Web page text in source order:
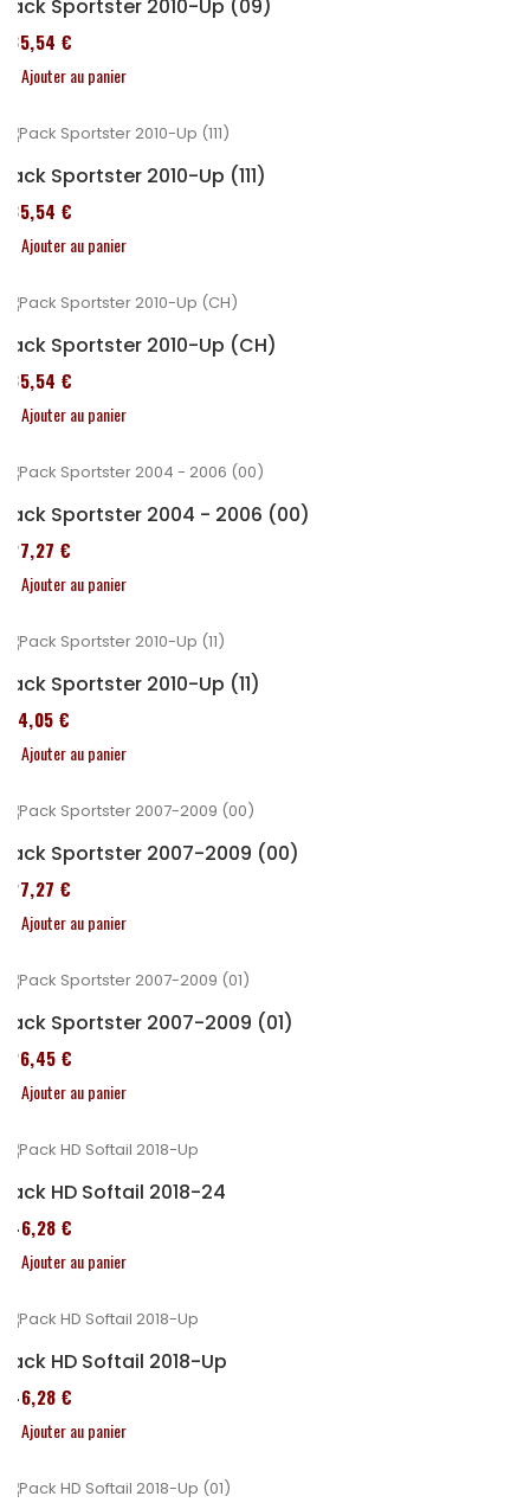
Pack Sportster 2010-Up (09)
235,54 €
Ajouter au panier
Pack Sportster 2010-Up (111)
235,54 €
Ajouter au panier
Pack Sportster 2010-Up (CH)
235,54 €
Ajouter au panier
Pack Sportster 2004 - 2006 (00)
227,27 €
Ajouter au panier
Pack Sportster 2010-Up (11)
314,05 €
Ajouter au panier
Pack Sportster 2007-2009 (00)
227,27 €
Ajouter au panier
Pack Sportster 2007-2009 (01)
326,45 €
Ajouter au panier
Pack HD Softail 2018-24
246,28 €
Ajouter au panier
Pack HD Softail 2018-Up
246,28 €
Ajouter au panier